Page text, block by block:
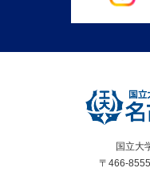
国立大
〒466-